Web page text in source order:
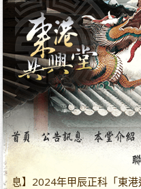
年甲辰正科「東港迎王平